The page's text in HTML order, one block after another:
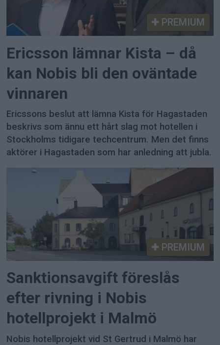
PREMIUM
Ericsson lämnar Kista – då
kan Nobis bli den oväntade
vinnaren
Ericssons beslut att lämna Kista för Hagastaden
beskrivs som ännu ett hårt slag mot hotellen i
Stockholms tidigare techcentrum. Men det finns
aktörer i Hagastaden som har anledning att jubla.
PREMIUM
Sanktionsavgift föreslås
efter rivning i Nobis
hotellprojekt i Malmö
Nobis hotellprojekt vid St Gertrud i Malmö har